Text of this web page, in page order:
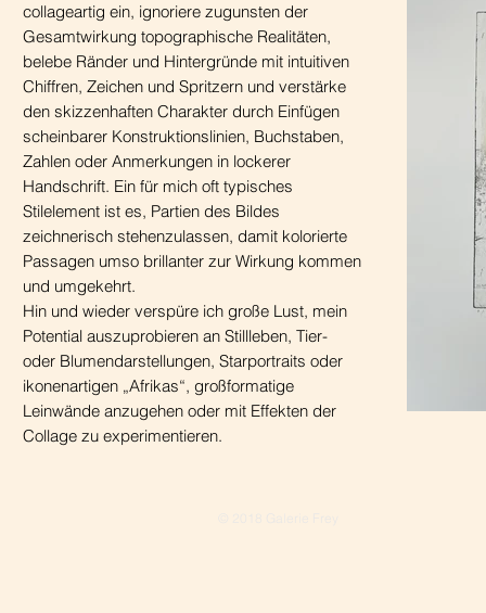
collageartig ein, ignoriere zugunsten der
Gesamtwirkung topographische Realitäten,
belebe Ränder und Hintergründe mit intuitiven
Chiffren, Zeichen und Spritzern und verstärke
den skizzenhaften Charakter durch Einfügen
scheinbarer Konstruktionslinien, Buchstaben,
Zahlen oder Anmerkungen in lockerer
Handschrift. Ein für mich oft typisches
Stilelement ist es, Partien des Bildes
zeichnerisch stehenzulassen, damit kolorierte
Passagen umso brillanter zur Wirkung kommen
und umgekehrt.
Hin und wieder verspüre ich große Lust, mein
Potential auszuprobieren an Stillleben, Tier-
oder Blumendarstellungen, Starportraits oder
ikonenartigen „Afrikas“, großformatige
Leinwände anzugehen oder mit Effekten der
Collage zu experimentieren.